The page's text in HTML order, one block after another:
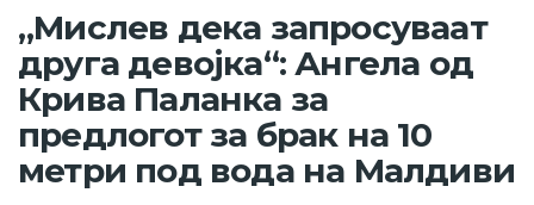
„Мислев дека запросуваат
друга девојка“: Ангела од
Крива Паланка за
предлогот за брак на 10
метри под вода на Малдиви